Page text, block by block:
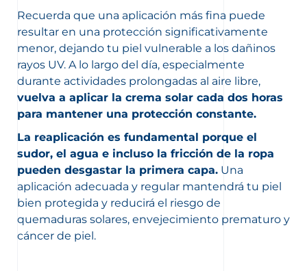
Recuerda que una aplicación más fina puede
resultar en una protección significativamente
menor, dejando tu piel vulnerable a los dañinos
rayos UV. A lo largo del día, especialmente
durante actividades prolongadas al aire libre,
vuelva a aplicar la crema solar cada dos horas
para mantener una protección constante.
La reaplicación es fundamental porque el
sudor, el agua e incluso la fricción de la ropa
pueden desgastar la primera capa. Una
aplicación adecuada y regular mantendrá tu piel
bien protegida y reducirá el riesgo de
quemaduras solares, envejecimiento prematuro y
cáncer de piel.